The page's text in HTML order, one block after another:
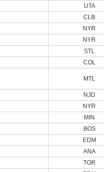
UTA
CLB
NYR
NYR
STL
COL
MTL
NJD
NYR
MIN
BOS
EDM
ANA
TOR